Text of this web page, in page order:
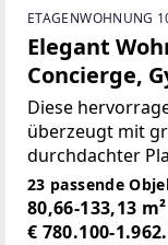
ETAGENWOHNUNG
Elegant
Concierge,
viel Aussicht
Diese
überzeugt mit
durchdachter
Wohngefühl,
miteinander
Eingangsbereich
23 passende
80,66-133,13 m²
€ 780.100-